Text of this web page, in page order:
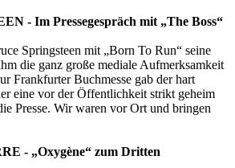
- Im Pressegespräch mit „The Boss“
Springsteen mit „Born To Run“ seine
die ganz große mediale Aufmerksamkeit
Frankfurter Buchmesse gab der hart
eine vor der Öffentlichkeit strikt geheim
Presse. Wir waren vor Ort und bringen
- „Oxygène“ zum Dritten